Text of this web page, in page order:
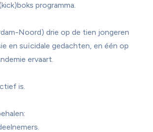
programma.
Noord) drie op de tien jongeren
en suïcidale gedachten, en één op
ervaart.
is.